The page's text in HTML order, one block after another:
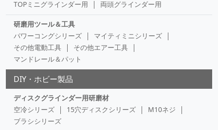
TOPミニグラインダー用
両頭グラインダー用
研磨用ツール＆工具
パワーコングシリーズ
マイティミニシリーズ
その他電動工具
その他エアー工具
マンドレール＆パット
DIY・ホビー製品
ディスクグラインダー用研磨材
空冷シリーズ
15穴ディスクシリーズ
M10ネジ
ブラシシリーズ